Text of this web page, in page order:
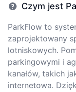
Czym jest
ParkFlow to
zaprojektowany
lotniskowych.
parkingowymi i
kanałów, takich
internetowa.